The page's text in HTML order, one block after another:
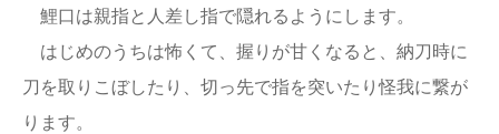
鯉口は親指と人差し指で隠れるようにします。
はじめのうちは怖くて、握りが甘くなると、納刀時に
刀を取りこぼしたり、切っ先で指を突いたり怪我に繋が
ります。